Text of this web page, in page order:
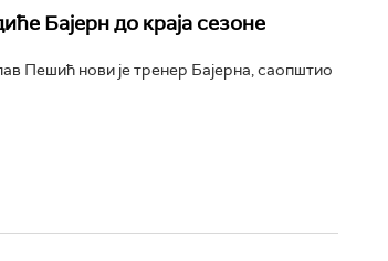
Бајерн до краја сезоне
Пешић нови је тренер Бајерна, саопштио